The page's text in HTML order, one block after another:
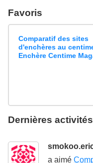
Favoris
Comparatif des sites
d'enchères au
Enchère Centime
Dernières activités
a aimé